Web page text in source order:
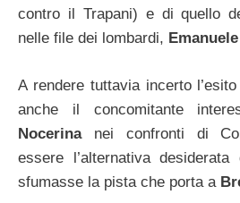
contro il Trapani) e di quello
nelle file dei lombardi,
A rendere tuttavia incerto
anche il concomitante
Nocerinanei confronti di
essere l’alternativa
sfumasse la pista che porta a